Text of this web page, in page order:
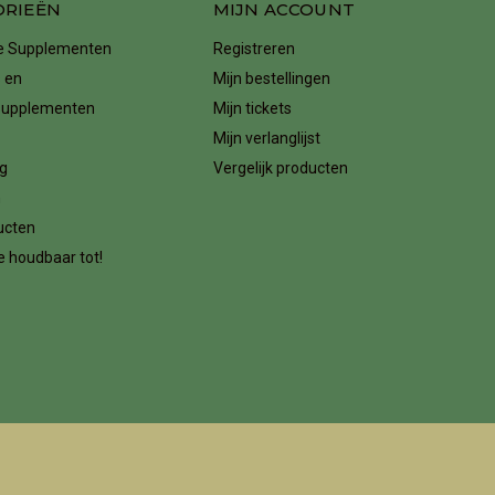
Supplementen
en
houdbaar tot!
MIJN ACCOUNT
Registreren
Mijn bestellingen
Mijn tickets
Mijn verlanglijst
Vergelijk producten